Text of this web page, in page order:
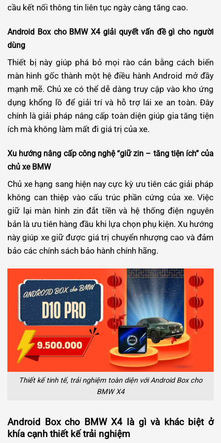
cầu kết nối thông tin liên tục ngày càng tăng cao.
Android Box cho BMW X4 giải quyết vấn đề gì cho người
dùng
Thiết bị này giúp phá bỏ mọi rào cản bằng cách biến
màn hình gốc thành một hệ điều hành Android mở đầy
mạnh mẽ. Chủ xe có thể dễ dàng truy cập vào kho ứng
dụng khổng lồ để giải trí và hỗ trợ lái xe an toàn. Đây
chính là giải pháp nâng cấp toàn diện giúp gia tăng tiện
ích mà không làm mất đi giá trị của xe.
Xu hướng nâng cấp công nghệ “giữ zin – tăng tiện ích” của
chủ xe BMW
Chủ xe hạng sang hiện nay cực kỳ ưu tiên các giải pháp
không can thiệp vào cấu trúc phần cứng của xe. Việc
giữ lại màn hình zin đắt tiền và hệ thống điện nguyên
bản là ưu tiên hàng đầu khi lựa chọn phụ kiện. Xu hướng
này giúp xe giữ được giá trị chuyển nhượng cao và đảm
bảo các chính sách bảo hành chính hãng.
Thiết kế tinh tế, trải nghiệm toàn diện với Android Box cho
BMW X4
Android Box cho BMW X4 là gì và khác biệt ở
khía cạnh thiết kế trải nghiệm